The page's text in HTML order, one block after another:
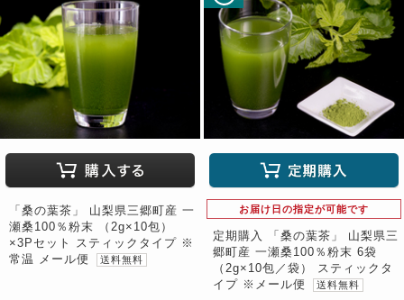
「桑の葉茶」 山梨県三郷町産 一
瀬桑100％粉末 （2g×10包）
×3Pセット スティックタイプ ※
常温 メール便
送料無料
お届け日の指定が可能です
定期購入 「桑の葉茶」 山梨県三
郷町産 一瀬桑100％粉末 6袋
（2g×10包／袋） スティックタ
イプ ※メール便
送料無料